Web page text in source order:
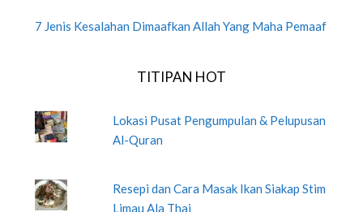
7 Jenis Kesalahan Dimaafkan Allah Yang Maha Pemaaf
TITIPAN HOT
Lokasi Pusat Pengumpulan & Pelupusan
Al-Quran
Resepi dan Cara Masak Ikan Siakap Stim
Limau Ala Thai